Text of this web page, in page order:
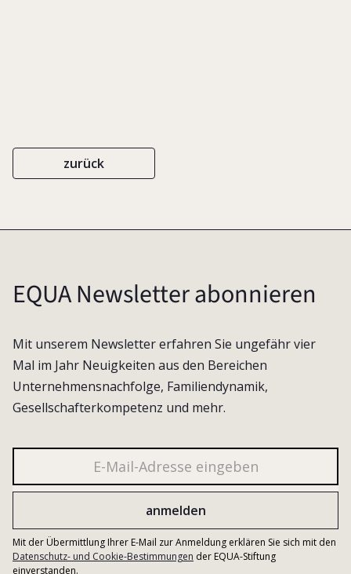
zurück
EQUA Newsletter abonnieren
Mit unserem Newsletter erfahren Sie ungefähr vier
Mal im Jahr Neuigkeiten aus den Bereichen
Unternehmensnachfolge, Familiendynamik,
Gesellschafterkompetenz und mehr.
Mit der Übermittlung Ihrer E-Mail zur Anmeldung erklären Sie sich mit den
Datenschutz- und Cookie-Bestimmungen der EQUA-Stiftung
einverstanden.